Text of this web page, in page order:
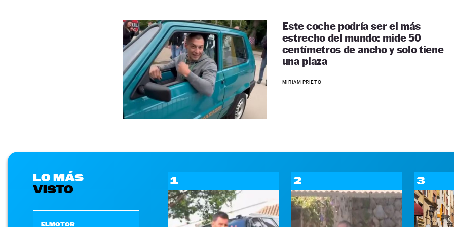
Este coche podría ser el más
estrecho del mundo: mide 50
centímetros de ancho y solo tiene
una plaza
MIRIAM PRIETO
LO MÁS
VISTO
ELMOTOR
1 2 3